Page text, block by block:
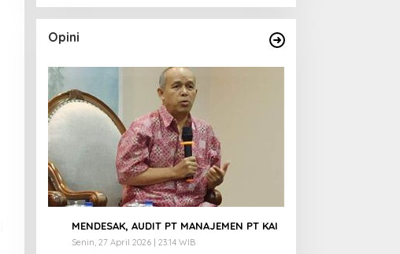
Opini
MENDESAK, AUDIT PT MANAJEMEN PT KAI
Senin, 27 April 2026 | 23:14 WIB